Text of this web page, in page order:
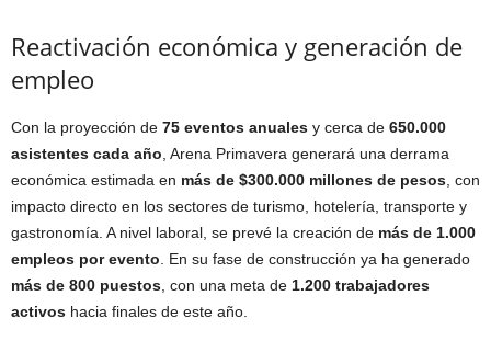
Reactivación económica y generación de
empleo
Con la proyección de 75 eventos anuales y cerca de 650.000
asistentes cada año , Arena Primavera generará una derrama
económica estimada en más de $300.000 millones de pesos , con
impacto directo en los sectores de turismo, hotelería, transporte y
gastronomía. A nivel laboral, se prevé la creación de más de 1.000
empleos por evento . En su fase de construcción ya ha generado
más de 800 puestos , con una meta de 1.200 trabajadores
activos hacia finales de este año.